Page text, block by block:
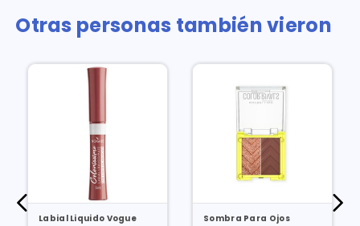
Otras personas también vieron
Labial Liquido Vogue
Sombra Para Ojos